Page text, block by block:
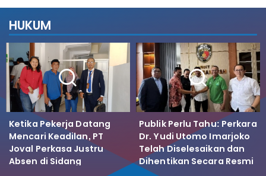
HUKUM
Ketika Pekerja Datang
Mencari Keadilan, PT
Joval Perkasa Justru
Absen di Sidang
Publik Perlu Tahu: Perkara
Dr. Yudi Utomo Imarjoko
Telah Diselesaikan dan
Dihentikan Secara Resmi